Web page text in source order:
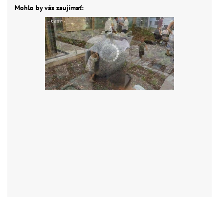
Mohlo by vás zaujímať: